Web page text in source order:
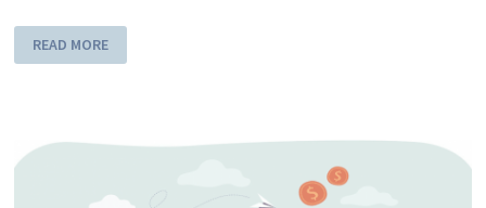
READ MORE